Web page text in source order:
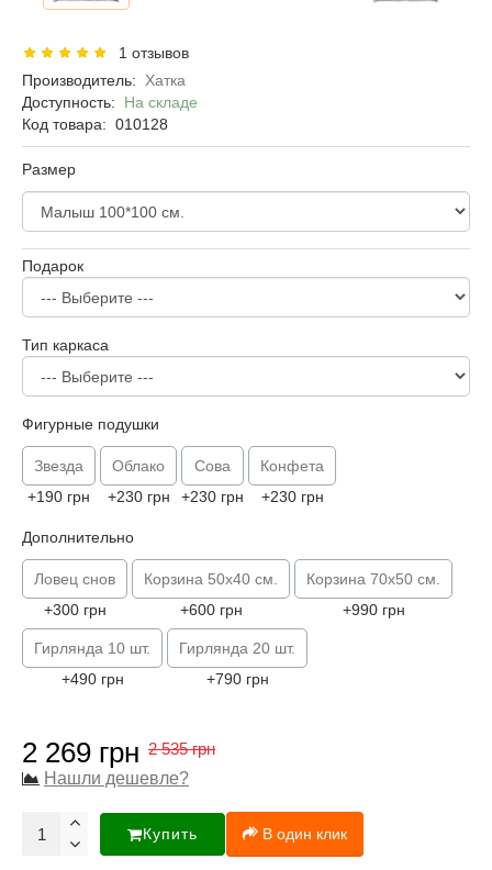
1 отзывов
Производитель:
Хатка
Доступность: На складе
Код товара: 010128
Размер
Подарок
Тип каркаса
Фигурные подушки
Звезда
+190 грн
Облако
+230 грн
Сова
+230 грн
Конфета
+230 грн
Дополнительно
Ловец снов
+300 грн
Корзина 50х40 см.
+600 грн
Корзина 70х50 см.
+990 грн
Гирлянда 10 шт.
+490 грн
Гирлянда 20 шт.
+790 грн
2 269 грн 2 535 грн
Нашли дешевле?
Купить В один клик